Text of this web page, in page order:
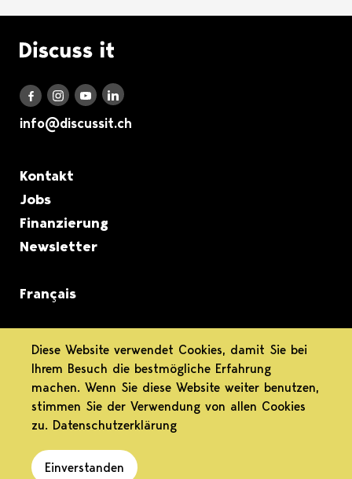
Logo Discuss it
Discuss it auf Facebook
Discuss it auf Instagram
Discuss it auf Youtube
Discuss it auf LinkedIn
info@discussit.ch
Metanavigation
Kontakt
Jobs
Finanzierung
Newsletter
Français
informiert.
differenziert.
engagiert.
Datenschutz Impressum
Diese Website verwendet Cookies, damit Sie bei
Ihrem Besuch die bestmögliche Erfahrung
machen. Wenn Sie diese Website weiter benutzen,
stimmen Sie der Verwendung von allen Cookies
zu. Datenschutzerklärung
Einverstanden